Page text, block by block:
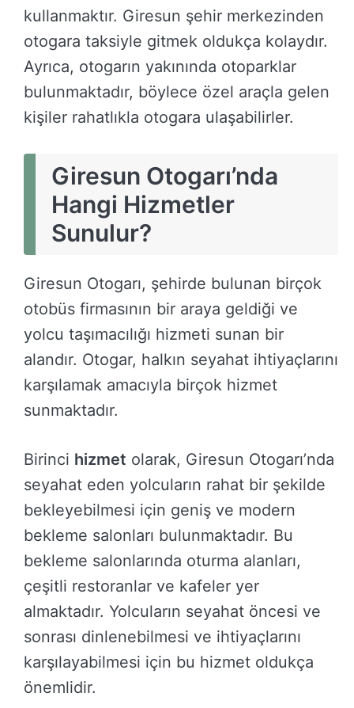
kullanmaktır. Giresun şehir merkezinden
otogara taksiyle gitmek oldukça kolaydır.
Ayrıca, otogarın yakınında otoparklar
bulunmaktadır, böylece özel araçla gelen
kişiler rahatlıkla otogara ulaşabilirler.
Giresun Otogarı’nda
Hangi Hizmetler
Sunulur?
Giresun Otogarı, şehirde bulunan birçok
otobüs firmasının bir araya geldiği ve
yolcu taşımacılığı hizmeti sunan bir
alandır. Otogar, halkın seyahat ihtiyaçlarını
karşılamak amacıyla birçok hizmet
sunmaktadır.
Birinci hizmet olarak, Giresun Otogarı’nda
seyahat eden yolcuların rahat bir şekilde
bekleyebilmesi için geniş ve modern
bekleme salonları bulunmaktadır. Bu
bekleme salonlarında oturma alanları,
çeşitli restoranlar ve kafeler yer
almaktadır. Yolcuların seyahat öncesi ve
sonrası dinlenebilmesi ve ihtiyaçlarını
karşılayabilmesi için bu hizmet oldukça
önemlidir.